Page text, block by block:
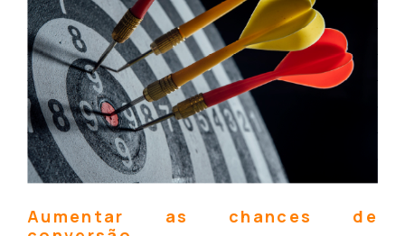
Aumentar as chances de